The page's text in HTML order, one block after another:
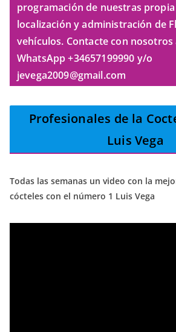
programación de nuestras
localización y administración de
vehículos. Contacte con nosotros
WhatsApp +34657199990 y/o
jevega2009@gmail.com
Profesionales de la
Luis Vega
Todas las semanas un video con la
cócteles con el número 1 Luis Vega